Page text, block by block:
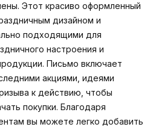
Этот красиво оформленный
дизайном и
подходящими для
настроения и
Письмо включает
акциями, идеями
к действию, чтобы
покупки. Благодаря
вы можете легко добавить